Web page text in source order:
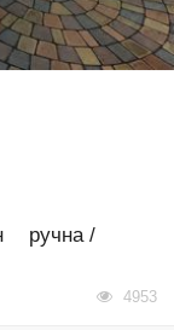
ручна /
4953